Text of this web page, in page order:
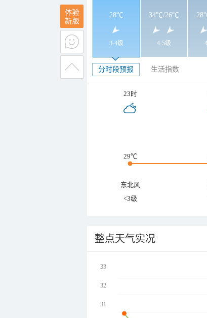
28℃
3-4级
34℃/26℃
4-5级
分时段预报 生活指数
23时
29℃
东北风
<3级
整点天气实况
33
32
31